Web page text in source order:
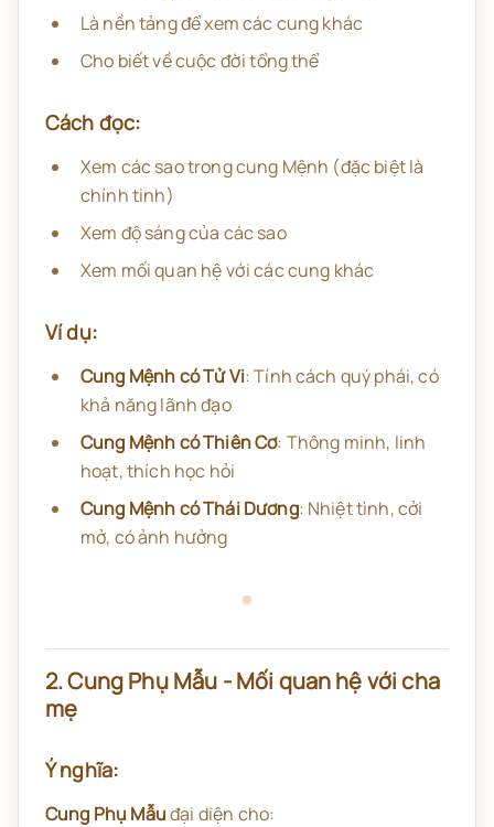
Là nền tảng để xem các cung khác
Cho biết về cuộc đời tổng thể
Cách đọc:
Xem các sao trong cung Mệnh (đặc biệt là
chính tinh)
Xem độ sáng của các sao
Xem mối quan hệ với các cung khác
Ví dụ:
Cung Mệnh có Tử Vi: Tính cách quý phái, có
khả năng lãnh đạo
Cung Mệnh có Thiên Cơ: Thông minh, linh
hoạt, thích học hỏi
Cung Mệnh có Thái Dương: Nhiệt tình, cởi
mở, có ảnh hưởng
2. Cung Phụ Mẫu - Mối quan hệ với cha
mẹ
Ý nghĩa:
Cung Phụ Mẫuđại diện cho: